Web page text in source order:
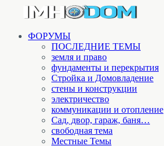
ФОРУМЫ
ПОСЛЕДНИЕ ТЕМЫ
земля и право
фундаменты и перекрытия
Стройка и Домовладение
стены и конструкции
электричество
коммуникации и отопление
Cад, двор, гараж, баня…
свободная тема
Местные Темы